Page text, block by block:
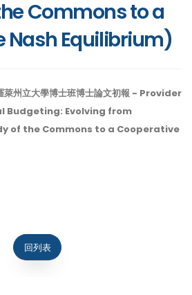
Commons to a
Nash Equilibrium)
萊州立大學博士班博士論文初報 - Provider
Budgeting: Evolving from
of the Commons to a Cooperative
回列表